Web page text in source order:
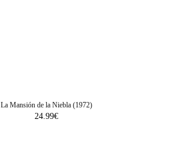
La Mansión de la Niebla (1972)
24.99€